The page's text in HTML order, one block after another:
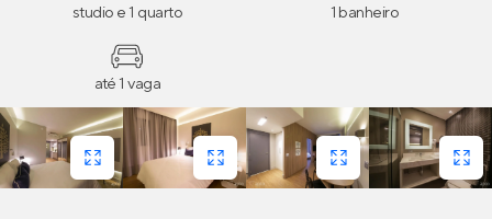
studio e 1 quarto 1 banheiro
até 1 vaga